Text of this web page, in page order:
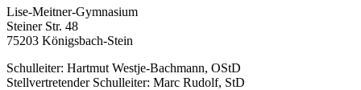
Lise-Meitner-Gymnasium
Steiner Str. 48
75203 Königsbach-Stein
Schulleiter: Hartmut Westje-Bachmann, OStD
Stellvertretender Schulleiter: Marc Rudolf, StD